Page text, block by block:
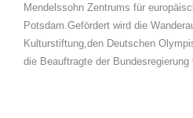
Mendelssohn Zentrums für
Potsdam.Gefördert wird die
Kulturstiftung,den Deutschen
die Beauftragte der